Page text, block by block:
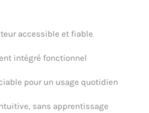
accessible et fiable
intégré fonctionnel
pour un usage quotidien
sans apprentissage